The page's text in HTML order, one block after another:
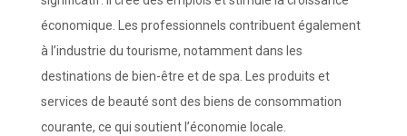
économique. Les professionnels contribuent également
à l’industrie du tourisme, notamment dans les
destinations de bien-être et de spa. Les produits et
services de beauté sont des biens de consommation
courante, ce qui soutient l’économie locale.